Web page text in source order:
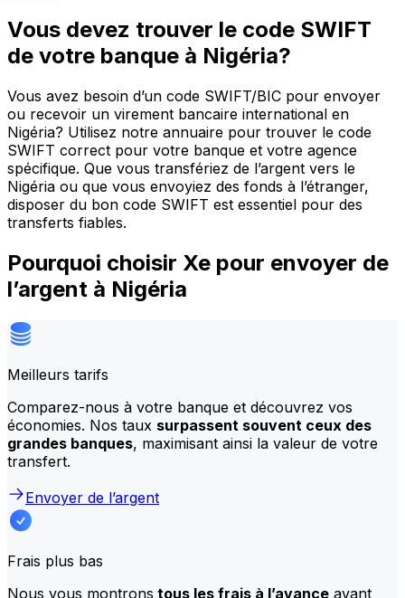
Vous devez trouver le code SWIFT
de votre banque à Nigéria?
Vous avez besoin d’un code SWIFT/BIC pour envoyer
ou recevoir un virement bancaire international en
Nigéria? Utilisez notre annuaire pour trouver le code
SWIFT correct pour votre banque et votre agence
spécifique. Que vous transfériez de l’argent vers le
Nigéria ou que vous envoyiez des fonds à l’étranger,
disposer du bon code SWIFT est essentiel pour des
transferts fiables.
Pourquoi choisir Xe pour envoyer de
l’argent à Nigéria
Meilleurs tarifs
Comparez-nous à votre banque et découvrez vos
économies. Nos taux surpassent souvent ceux des
grandes banques, maximisant ainsi la valeur de votre
transfert.
Envoyer de l’argent
Frais plus bas
Nous vous montrons tous les frais à l’avance avant